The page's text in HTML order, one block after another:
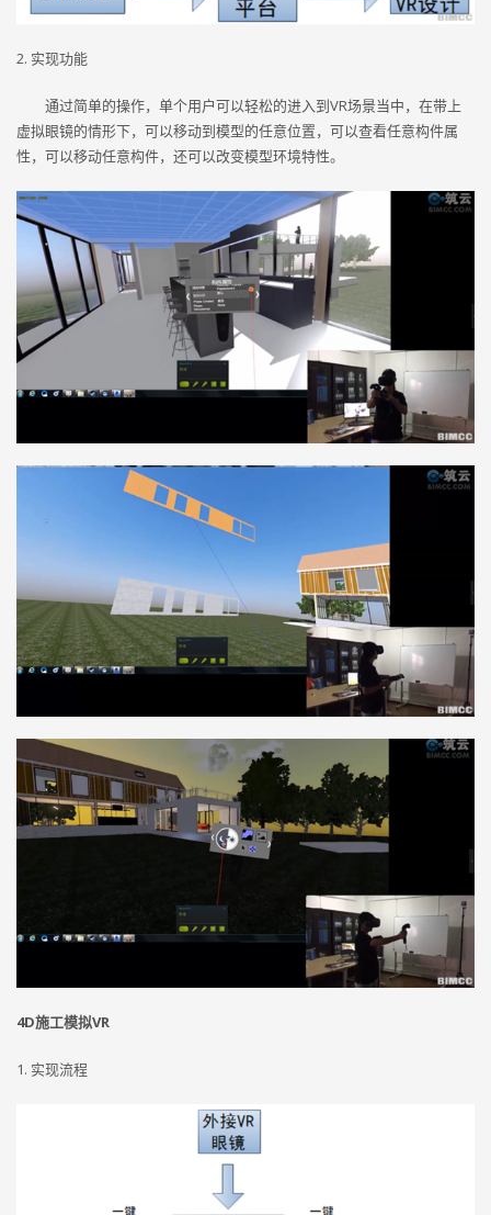
2. 实现功能
通过简单的操作，单个用户可以轻松的进入到VR场景当中，在带上
虚拟眼镜的情形下，可以移动到模型的任意位置，可以查看任意构件属
性，可以移动任意构件，还可以改变模型环境特性。
4D施工模拟VR
1. 实现流程